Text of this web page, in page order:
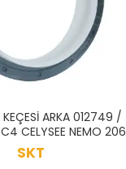
KEÇESİ ARKA 012749 /
CELYSEE NEMO 206
307 308 BPPR PRTNR
RFTR
SKT